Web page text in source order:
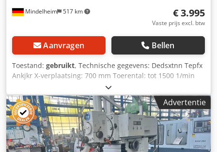
Mindelheim 517 km € 3.995
Vaste prijs excl. btw
Aanvragen Bellen
Toestand: gebruikt, Technische gegevens: Dedsxtnn Tepfx
Ankjkr X-verplaatsing: 700 mm Toerental: tot 1500 1/min
Voeding: 12 - 1000 mm/min Tafelgrootte: 1100 x 250 mm
Kop zwenkbaar: ja Afmetingen, ca.: 1750 x 1600 x 1850 mm
Gewicht, ca.: 1900 kg
Advertentie